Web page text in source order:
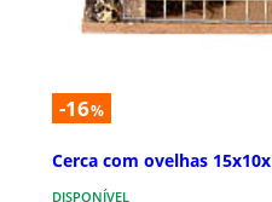
-16%
Cerca com ovelhas
DISPONÍVEL